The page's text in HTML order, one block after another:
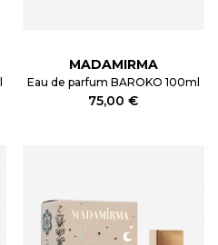
MADAMIRMA
Eau de parfum BAROKO 100ml
75,00 €